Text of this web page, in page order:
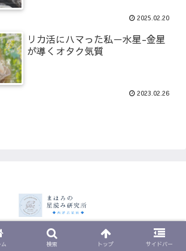
2025.02.20
リカ活にハマった私－水星-金星
が導くオタク気質
2023.02.26
まほろの星読み研究所.
ム 検索 トップ サイドバー